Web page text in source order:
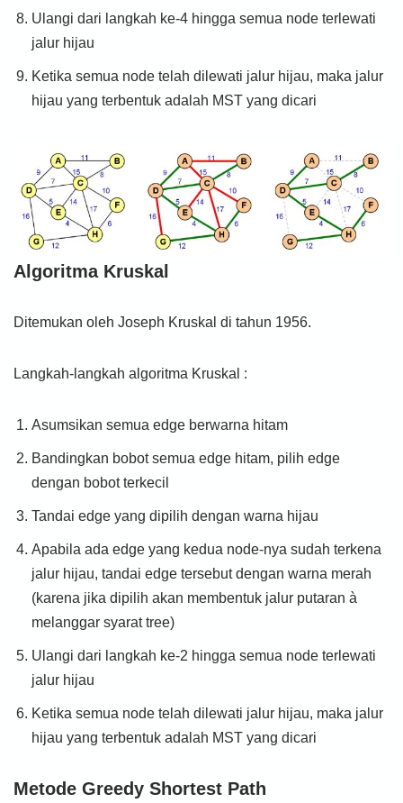
Ulangi dari langkah ke-4 hingga semua node terlewati
jalur hijau
Ketika semua node telah dilewati jalur hijau, maka jalur
hijau yang terbentuk adalah MST yang dicari
Algoritma Kruskal
Ditemukan oleh Joseph Kruskal di tahun 1956.
Langkah-langkah algoritma Kruskal :
Asumsikan semua edge berwarna hitam
Bandingkan bobot semua edge hitam, pilih edge
dengan bobot terkecil
Tandai edge yang dipilih dengan warna hijau
Apabila ada edge yang kedua node-nya sudah terkena
jalur hijau, tandai edge tersebut dengan warna merah
(karena jika dipilih akan membentuk jalur putaran à
melanggar syarat tree)
Ulangi dari langkah ke-2 hingga semua node terlewati
jalur hijau
Ketika semua node telah dilewati jalur hijau, maka jalur
hijau yang terbentuk adalah MST yang dicari
Metode Greedy Shortest Path